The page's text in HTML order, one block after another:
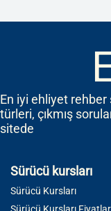
En iyi ehliyet
türleri, çıkmış
sitede
Sürücü kursları
Sürücü Kursları
Sürücü Kursları